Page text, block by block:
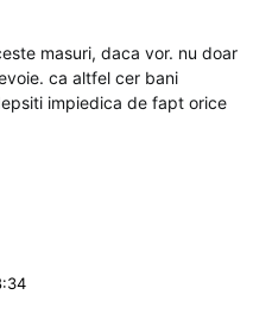
masuri, daca vor. nu doar
ca altfel cer bani
impiedica de fapt orice